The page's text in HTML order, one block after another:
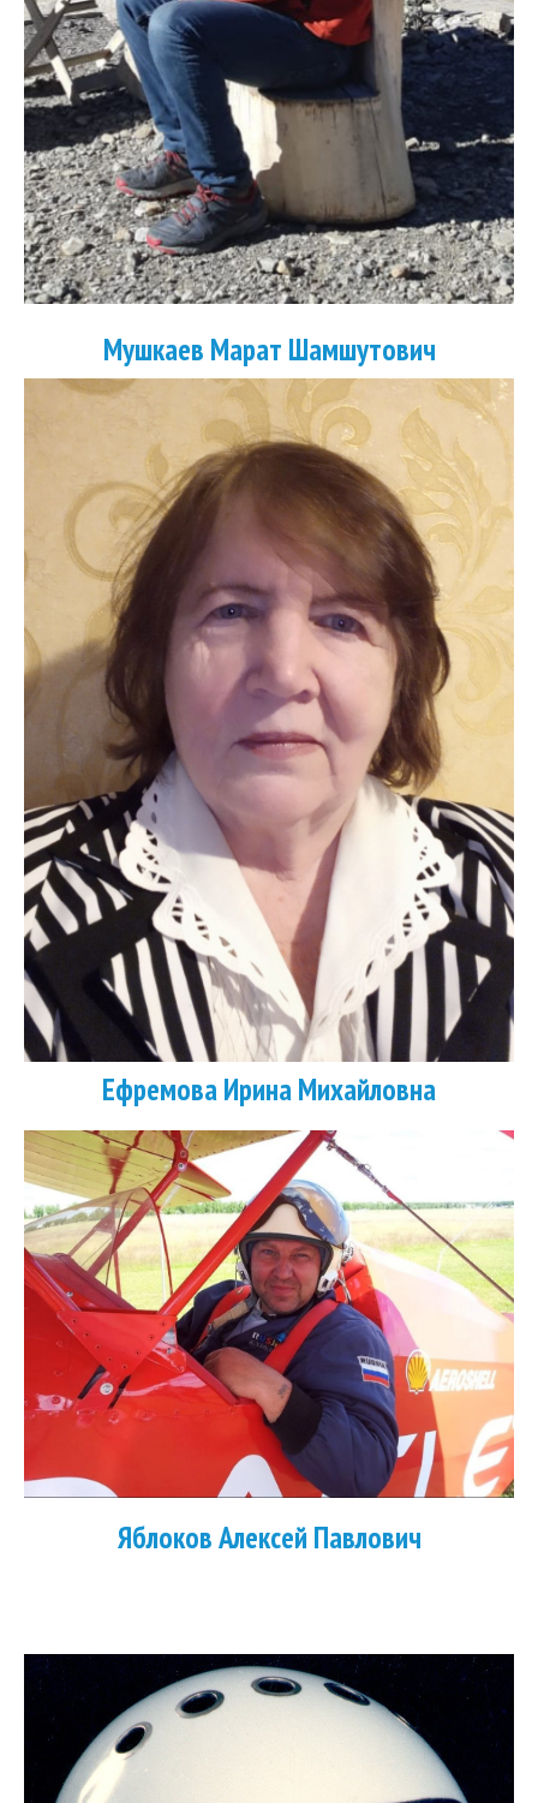
Мушкаев Марат Шамшутович
Ефремова Ирина Михайловна
Яблоков Алексей Павлович